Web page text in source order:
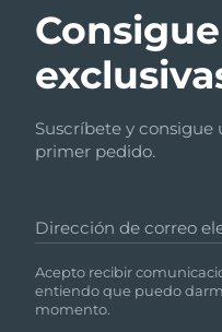
Suscríbete y consigue
primer pedido.
Dirección de correo
Acepto recibir
entiendo que puedo
momento.